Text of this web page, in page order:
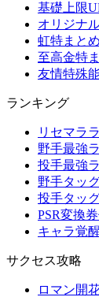
基礎上限
オリジナ
虹特まと
至高金特
友情特殊
ランキング
リセマラ
野手最強
投手最強
野手タッ
投手タッ
PSR変換
キャラ覚
サクセス攻略
ロマン開